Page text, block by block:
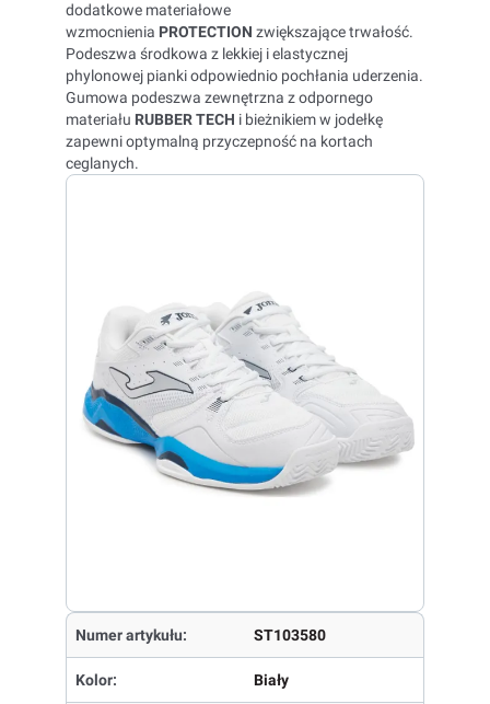
dodatkowe materiałowe
wzmocnienia PROTECTION zwiększające trwałość.
Podeszwa środkowa z lekkiej i elastycznej
phylonowej pianki odpowiednio pochłania uderzenia.
Gumowa podeszwa zewnętrzna z odpornego
materiału RUBBER TECH i bieżnikiem w jodełkę
zapewni optymalną przyczepność na kortach
ceglanych.
Numer artykułu: ST103580
Kolor: Biały